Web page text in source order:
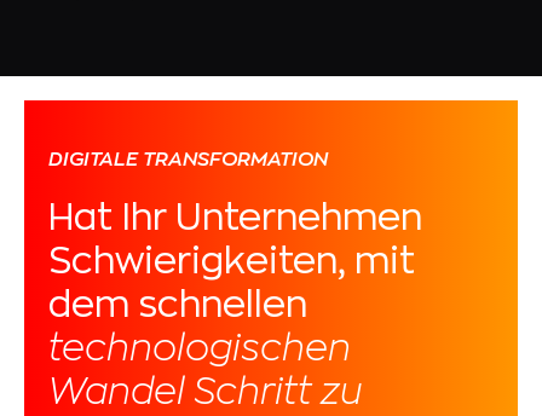
DIGITALE TRANSFORMATION
Hat Ihr Unternehmen
Schwierigkeiten, mit
dem schnellen
technologischen
Wandel Schritt zu